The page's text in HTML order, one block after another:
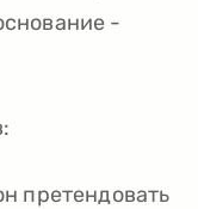
-
претендовать